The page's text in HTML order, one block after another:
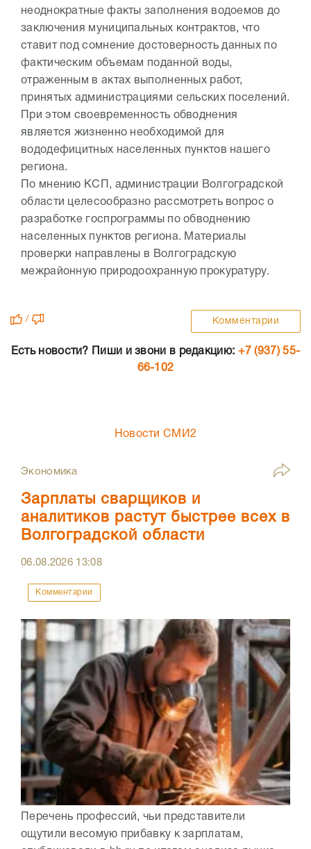
неоднократные факты заполнения водоемов до
заключения муниципальных контрактов, что
ставит под сомнение достоверность данных по
фактическим объемам поданной воды,
отраженным в актах выполненных работ,
принятых администрациями сельских поселений.
При этом своевременность обводнения
является жизненно необходимой для
вододефицитных населенных пунктов нашего
региона.
По мнению КСП, администрации Волгоградской
области целесообразно рассмотреть вопрос о
разработке госпрограммы по обводнению
населенных пунктов региона. Материалы
проверки направлены в Волгоградскую
межрайонную природоохранную прокуратуру.
/ Комментарии
Есть новости? Пиши и звони в редакцию: +7 (937) 55-
66-102
Новости СМИ2
Экономика
Зарплаты сварщиков и
аналитиков растут быстрее всех в
Волгоградской области
06.08.2026 13:08
Комментарии
Перечень профессий, чьи представители
ощутили весомую прибавку к зарплатам,